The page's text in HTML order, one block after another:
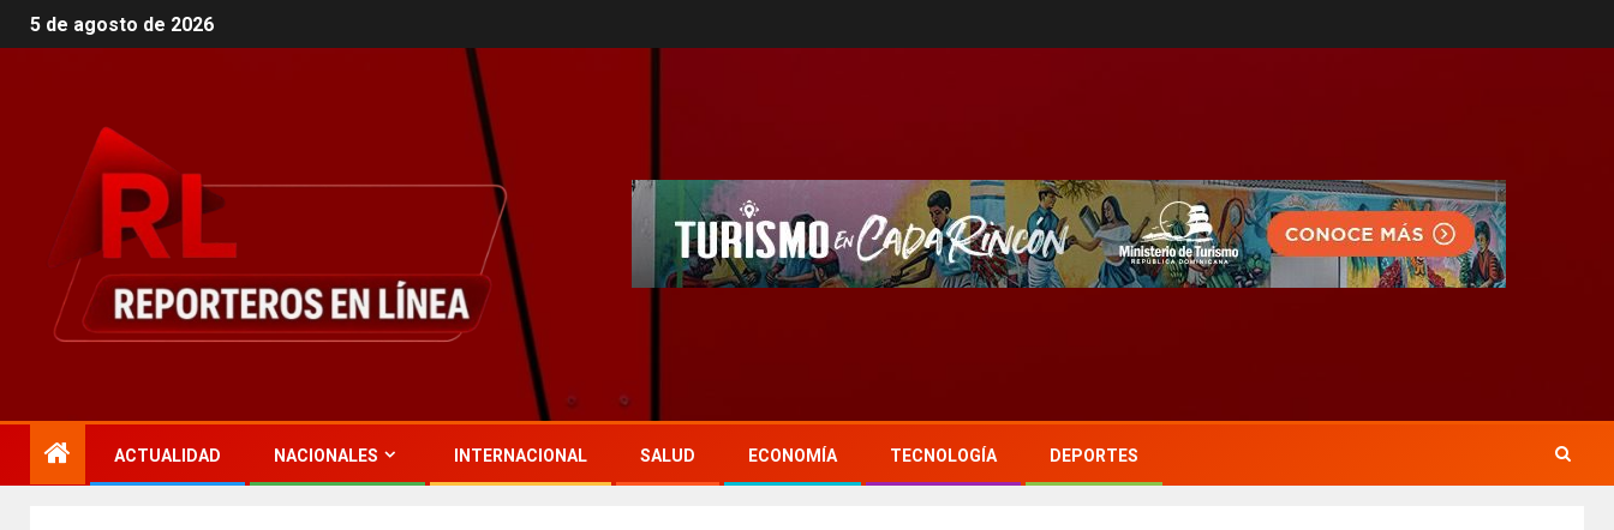
5 de agosto de 2026
ACTUALIDAD NACIONALES INTERNACIONAL SALUD ECONOMÍA TECNOLOGÍA DEPORTES